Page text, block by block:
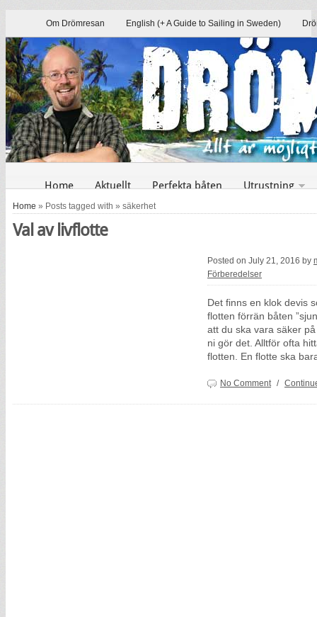
Om Drömresan English (+ A Guide to Sailing in Sweden)
Home Aktuellt Perfekta båten Utrustning
Home » Posts tagged with » säkerhet
Val av livflotte
Posted on July 21, 2016 by
Förberedelser
Det finns en klok devis
flotten förrän båten
att du ska vara säker
ni gör det. Alltför ofta
flotten. En flotte ska
No Comment /